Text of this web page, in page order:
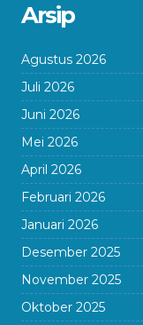
Arsip
Agustus 2026
Juli 2026
Juni 2026
Mei 2026
April 2026
Februari 2026
Januari 2026
Desember 2025
November 2025
Oktober 2025